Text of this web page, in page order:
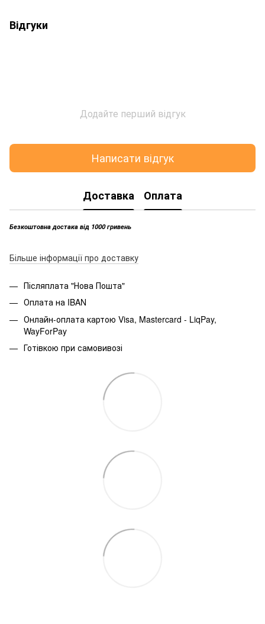
Відгуки
Додайте перший відгук
Написати відгук
Доставка Оплата
Безкоштовна достака від 1000 гривень
Більше інформації про доставку
Післяплата "Нова Пошта"
Оплата на IBAN
Онлайн-оплата картою Visa, Mastercard - LiqPay,
WayForPay
Готівкою при самовивозі